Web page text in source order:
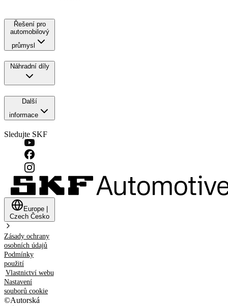
Řešení pro
automobilový
průmysl
Náhradní díly
Další
informace
Sledujte SKF
Europe
Czech Česko
Zásady ochrany
osobních údajů
Podmínky
použití
Vlastnictví webu
Nastavení
souborů cookie
©Autorská